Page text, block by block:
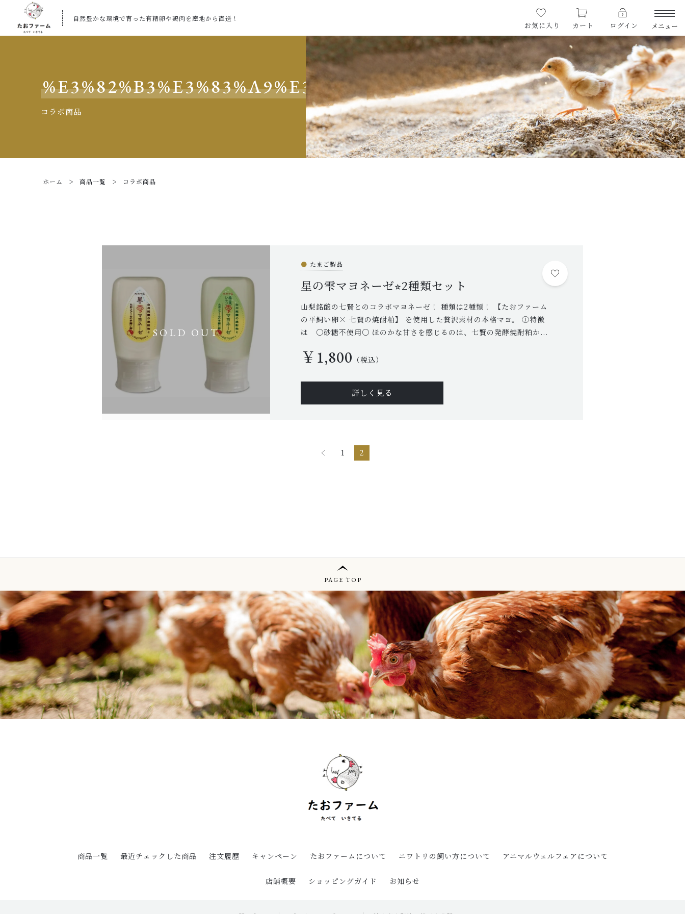
自然豊かな環境で育った有精卵や鶏肉を産地から直送！
お気に入り
カート ログイン メニュー
NEWS
お知らせ
PRODUCTS
商品一覧
CHECKED PRODUCTS
最近チェックした商品
ORDER HISTORY
アニマルウェルフェアについて
店舗概要
CONTENTS
%E3%82%B3%E3%83%A9%E3%83%9C%E5%95%86%E5%93%81
コラボ商品
ホーム 商品一覧 コラボ商品
● たまご製品
星の雫マヨネーゼ⭐︎2種類セット
山梨銘醸の七賢とのコラボマヨネーゼ！ 種類は2種類！ 【たおファーム
の平飼い卵× 七賢の焼酎粕】 を使用した贅沢素材の本格マヨ。 ①特徴
は ○砂糖不使用○ ほのかな甘さを感じるのは、七賢の発酵焼酎粕か...
￥1,800 （税込）
詳しく見る
1 2
PAGE TOP
商品一覧 最近チェックした商品 注文履歴 キャンペーン たおファームについて ニワトリの飼い方について アニマルウェルフェアについて
店舗概要 ショッピングガイド お知らせ